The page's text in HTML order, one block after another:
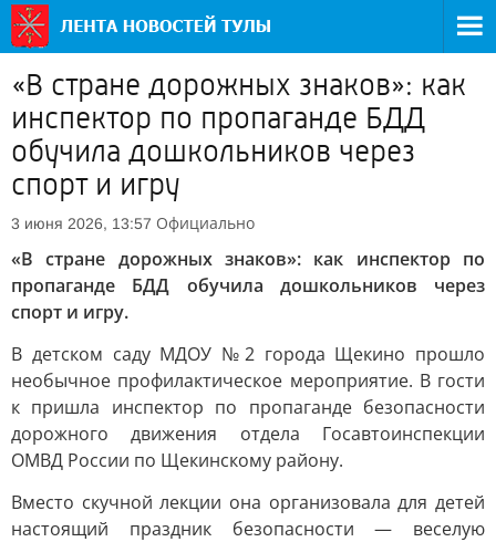
«В стране дорожных знаков»: как
инспектор по пропаганде БДД
обучила дошкольников через
спорт и игру
3 июня 2026, 13:57 Официально
«В стране дорожных знаков»: как инспектор по
пропаганде БДД обучила дошкольников через
спорт и игру.
В детском саду МДОУ №2 города Щекино прошло
необычное профилактическое мероприятие. В гости
к пришла инспектор по пропаганде безопасности
дорожного движения отдела Госавтоинспекции
ОМВД России по Щекинскому району.
Вместо скучной лекции она организовала для детей
настоящий праздник безопасности — веселую